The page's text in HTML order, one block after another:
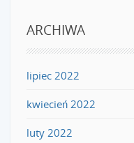
ARCHIWA
lipiec 2022
kwiecień 2022
luty 2022